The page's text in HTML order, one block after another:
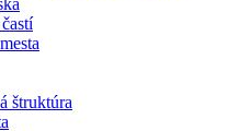
štruktúra